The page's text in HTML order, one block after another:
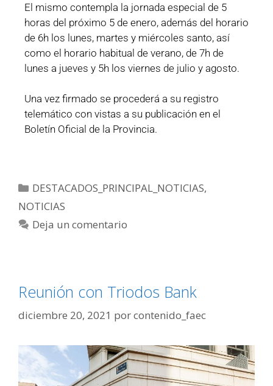
El mismo contempla la jornada especial de 5
horas del próximo 5 de enero, además del horario
de 6h los lunes, martes y miércoles santo, así
como el horario habitual de verano, de 7h de
lunes a jueves y 5h los viernes de julio y agosto.
Una vez firmado se procederá a su registro
telemático con vistas a su publicación en el
Boletín Oficial de la Provincia.
DESTACADOS_PRINCIPAL_NOTICIAS,
NOTICIAS
Deja un comentario
Reunión con Triodos Bank
diciembre 20, 2021 porcontenido_faec